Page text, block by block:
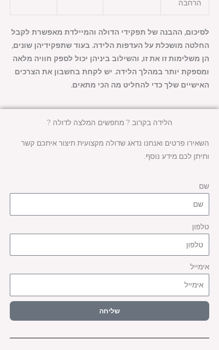
הלידה בקרוב ? מחפשים המלצה לדולה ?
השאירו פרטים ואנחנו נדאג שדולה מקצועית תיצור איתכם קשר
ותיתן לכם מידע נוסף.
שם
טלפון
אימייל
שליחה
הרחבה
לסיכום, ההבנה של תפקידי הדולה והמיילדת מאפשרת לקבל
החלטה מושכלת על העדפות הלידה. בעוד שתפקידיהן שונים,
הן משלימות זו את זו, והשילוב ביניהן יכול לספק חוויה מלאה
ומספקת יותר במהלך הלידה. יש לקחת בחשבון את הצרכים
האישיים שלך כדי להחליט מה הכי מתאים.